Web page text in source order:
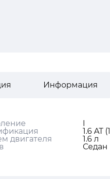
Информация
I
1.6 AT
двигателя
1.6 л
Седан